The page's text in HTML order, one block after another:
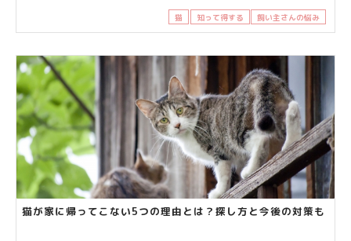
猫 知って得する 飼い主さんの悩み
猫が家に帰ってこない5つの理由とは？探し方と今後の対策も